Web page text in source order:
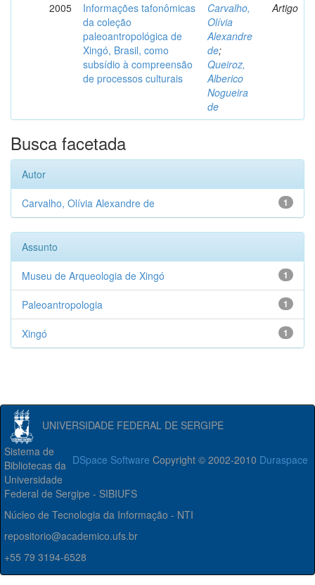
2005
Informações tafonômicas
da coleção
paleoantropológica de
Xingó, Brasil, como
subsídio à compreensão
de processos culturais
Carvalho,
Olívia
Alexandre
de;
Queiroz,
Alberico
Nogueira
de
Artigo
Busca facetada
Autor
1
Carvalho, Olívia Alexandre de
Assunto
1
Museu de Arqueologia de Xingó
1
Paleoantropologia
1
Xingó
UNIVERSIDADE FEDERAL DE SERGIPE
DSpace Software Copyright © 2002-2010 Duraspace
Sistema de
Bibliotecas da
Universidade
Federal de Sergipe - SIBIUFS
Núcleo de Tecnologia da Informação - NTI
repositorio@academico.ufs.br
+55 79 3194-6528